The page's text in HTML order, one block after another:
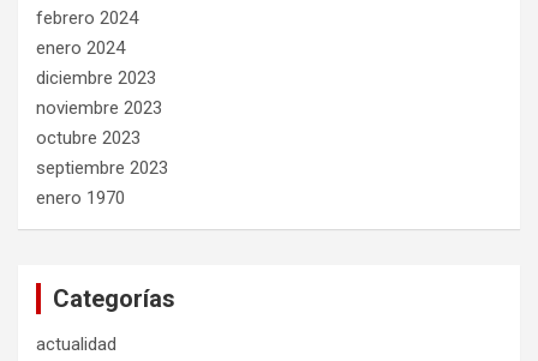
febrero 2024
enero 2024
diciembre 2023
noviembre 2023
octubre 2023
septiembre 2023
enero 1970
Categorías
actualidad